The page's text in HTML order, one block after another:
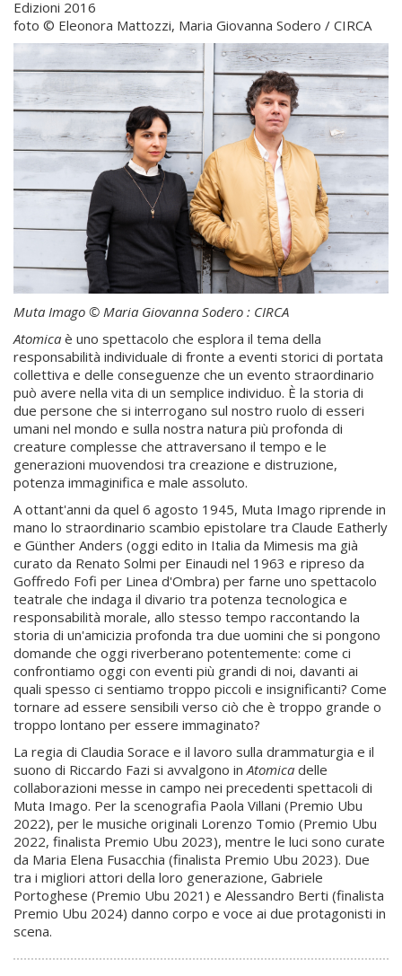
Edizioni 2016
foto © Eleonora Mattozzi, Maria Giovanna Sodero / CIRCA
Muta Imago © Maria Giovanna Sodero : CIRCA
Atomica è uno spettacolo che esplora il tema della
responsabilità individuale di fronte a eventi storici di portata
collettiva e delle conseguenze che un evento straordinario
può avere nella vita di un semplice individuo. È la storia di
due persone che si interrogano sul nostro ruolo di esseri
umani nel mondo e sulla nostra natura più profonda di
creature complesse che attraversano il tempo e le
generazioni muovendosi tra creazione e distruzione,
potenza immaginifica e male assoluto.
A ottant'anni da quel 6 agosto 1945, Muta Imago riprende in
mano lo straordinario scambio epistolare tra Claude Eatherly
e Günther Anders (oggi edito in Italia da Mimesis ma già
curato da Renato Solmi per Einaudi nel 1963 e ripreso da
Goffredo Fofi per Linea d'Ombra) per farne uno spettacolo
teatrale che indaga il divario tra potenza tecnologica e
responsabilità morale, allo stesso tempo raccontando la
storia di un'amicizia profonda tra due uomini che si pongono
domande che oggi riverberano potentemente: come ci
confrontiamo oggi con eventi più grandi di noi, davanti ai
quali spesso ci sentiamo troppo piccoli e insignificanti? Come
tornare ad essere sensibili verso ciò che è troppo grande o
troppo lontano per essere immaginato?
La regia di Claudia Sorace e il lavoro sulla drammaturgia e il
suono di Riccardo Fazi si avvalgono in Atomica delle
collaborazioni messe in campo nei precedenti spettacoli di
Muta Imago. Per la scenografia Paola Villani (Premio Ubu
2022), per le musiche originali Lorenzo Tomio (Premio Ubu
2022, finalista Premio Ubu 2023), mentre le luci sono curate
da Maria Elena Fusacchia (finalista Premio Ubu 2023). Due
tra i migliori attori della loro generazione, Gabriele
Portoghese (Premio Ubu 2021) e Alessandro Berti (finalista
Premio Ubu 2024) danno corpo e voce ai due protagonisti in
scena.